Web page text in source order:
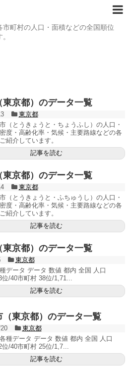
町村の人口・面積などの全国順位
東京都）のデータ一覧
東京都
（とうきょうと・ちょうふし）の人口・
度・高齢化率・気候・主要路線などの各
紹介しています。
記事を読む
東京都）のデータ一覧
東京都
（とうきょうと・ふちゅうし）の人口・
度・高齢化率・気候・主要路線などの各
紹介しています。
記事を読む
東京都）のデータ一覧
東京都
データ データ 数値 都内 全国 人口
/40市町村 38位/1,71...
記事を読む
（東京都）のデータ一覧
東京都
種データ データ 数値 都内 全国 人口
/40市町村 25位/1,7...
記事を読む